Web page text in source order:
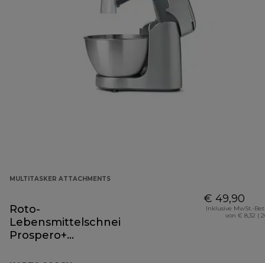
MULTITASKER ATTACHMENTS
Roto-
Lebensmittelschneider
Prospero+
€ 49,90
Inklusive MwSt.-
von € 8,32 (